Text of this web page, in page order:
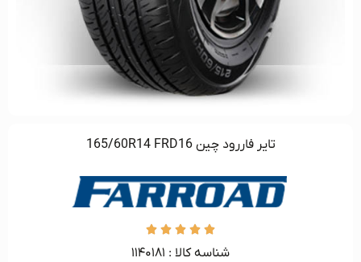
تایر فاررود چین 165/60R14 FRD16





شناسه کالا :‌ ۱۱۴۰۱۸۱